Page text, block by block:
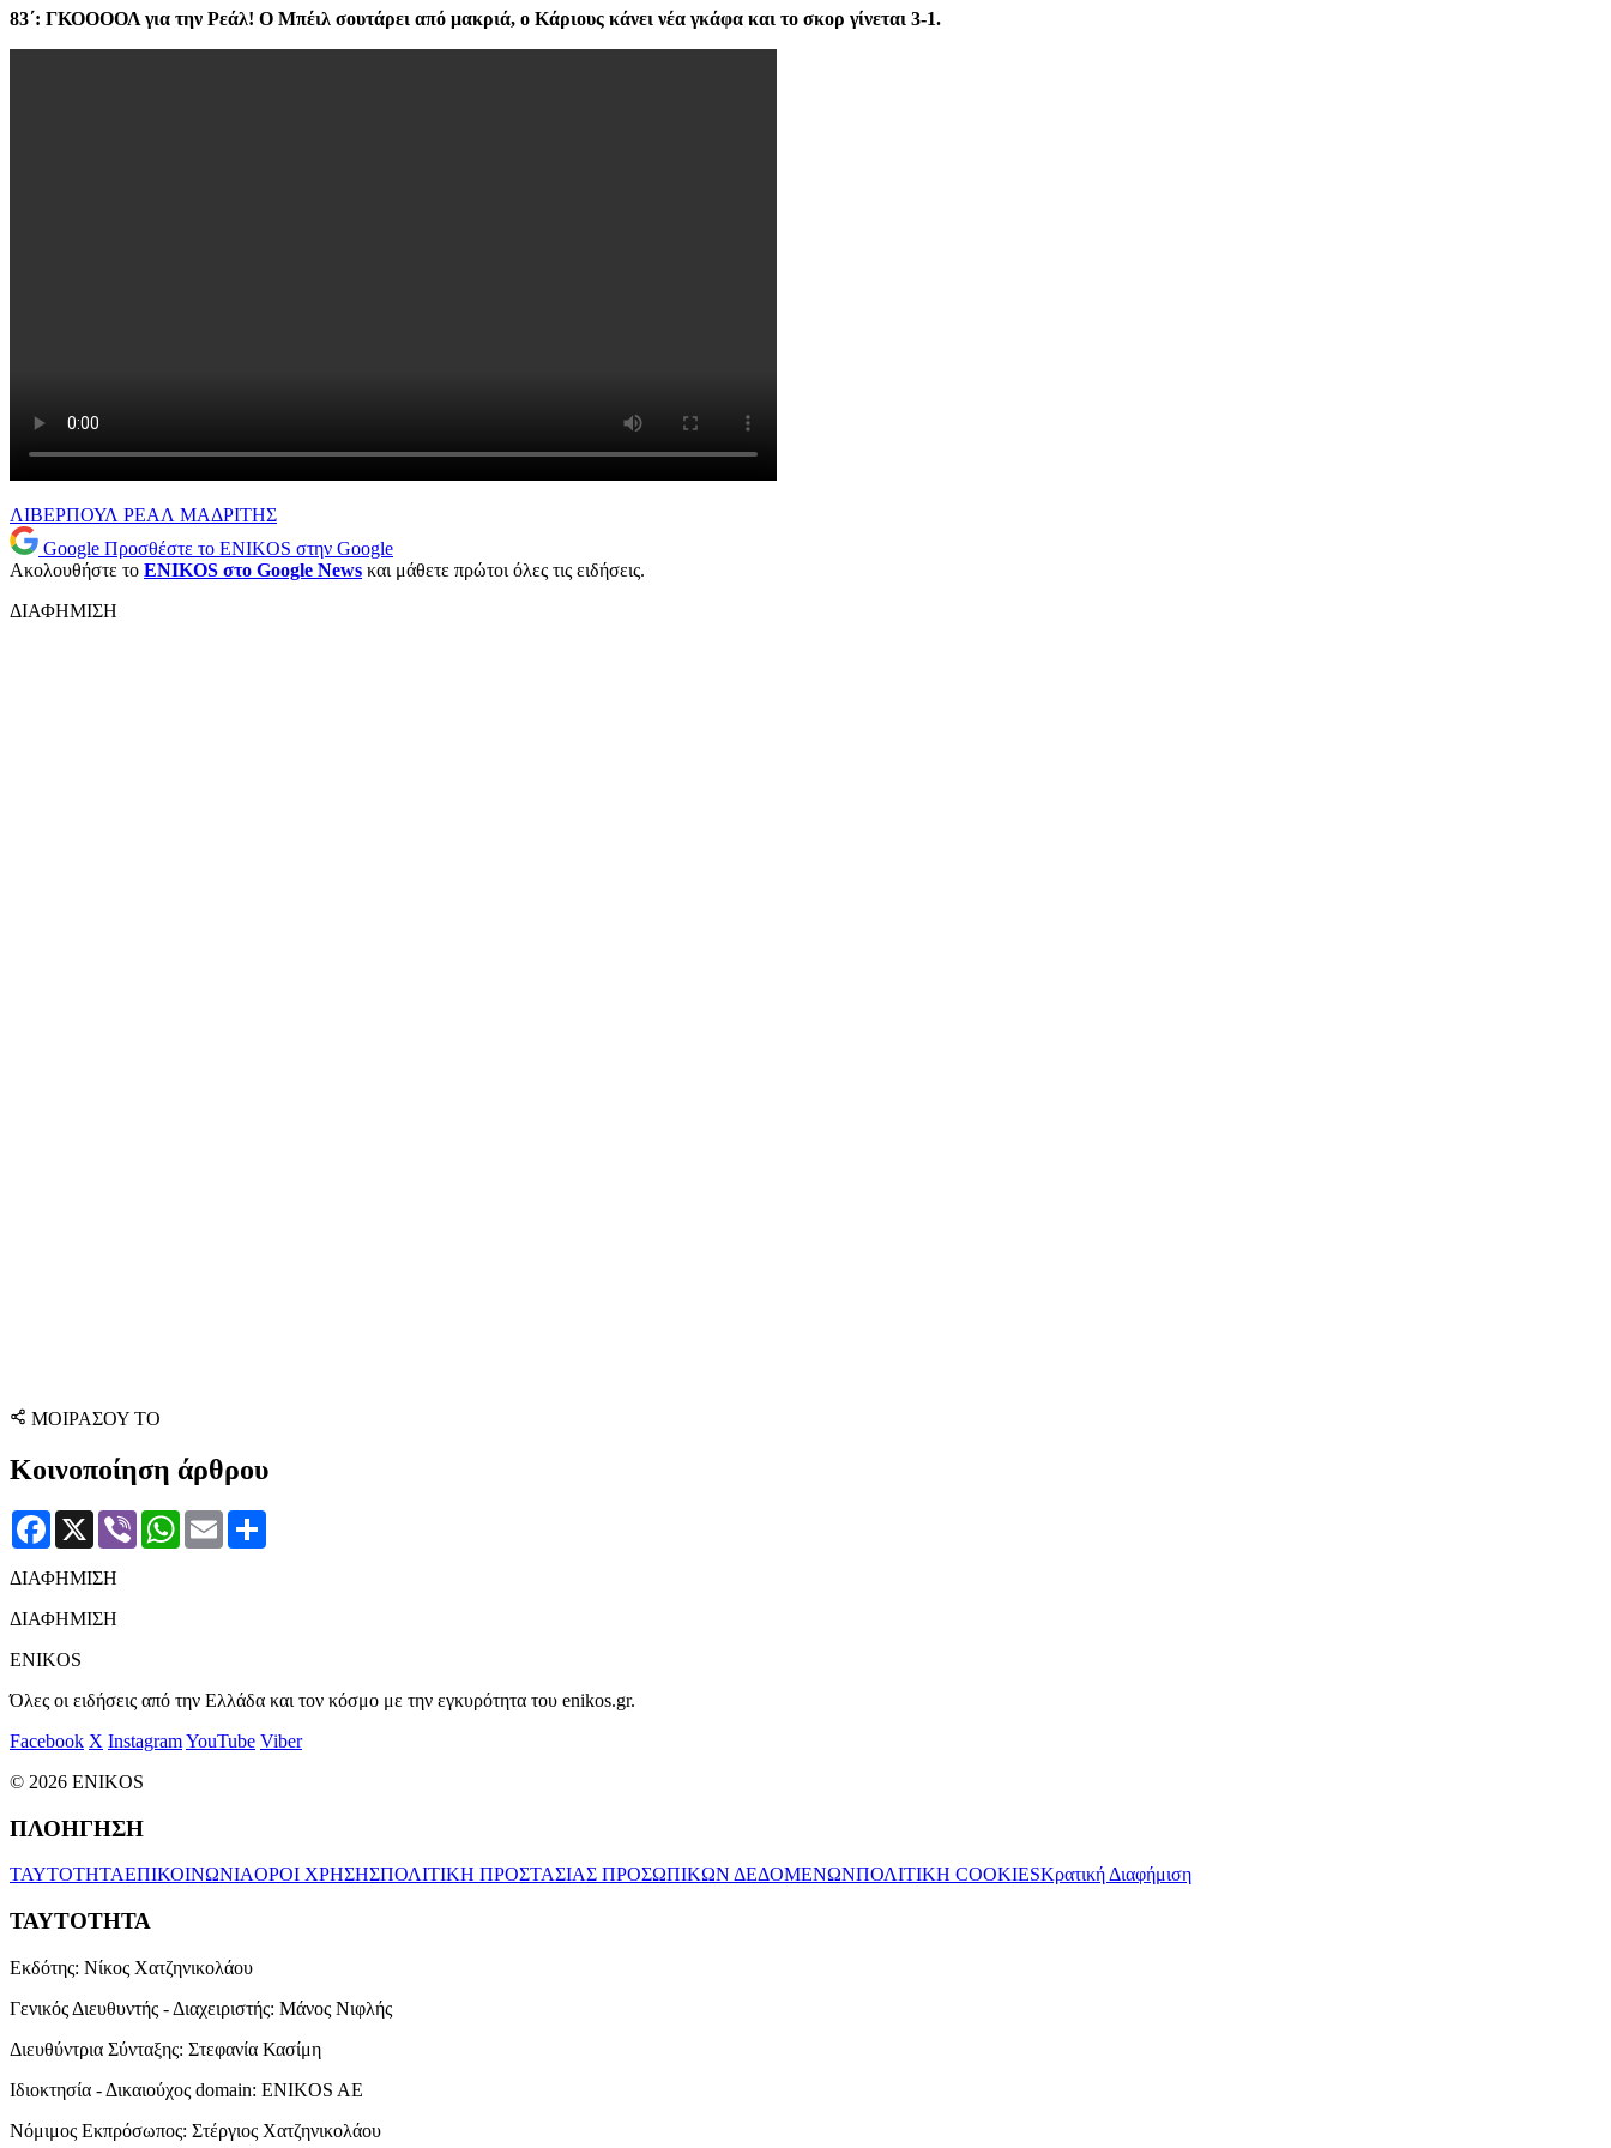
83΄: ΓΚΟΟΟΟΛ για την Ρεάλ! Ο Μπέιλ σουτάρει από μακριά, ο Κάριους κάνει νέα γκάφα και το σκορ γίνεται 3-1.
ΛΙΒΕΡΠΟΥΛ ΡΕΑΛ ΜΑΔΡΙΤΗΣ
Google Προσθέστε το ENIKOS στην Google
Ακολουθήστε το ENIKOS στο Google News και μάθετε πρώτοι όλες τις ειδήσεις.
ΔΙΑΦΗΜΙΣΗ
ΜΟΙΡΑΣΟΥ ΤΟ
Κοινοποίηση άρθρου
Facebook
X Viber WhatsApp
Email
ΔΙΑΦΗΜΙΣΗ
ΔΙΑΦΗΜΙΣΗ
ENIKOS
Όλες οι ειδήσεις από την Ελλάδα και τον κόσμο με την εγκυρότητα του enikos.gr.
Facebook X InstagramYouTube Viber
© 2026 ENIKOS
ΠΛΟΗΓΗΣΗ
ΤΑΥΤΟΤΗΤΑΕΠΙΚΟΙΝΩΝΙΑΟΡΟΙ ΧΡΗΣΗΣΠΟΛΙΤΙΚΗ ΠΡΟΣΤΑΣΙΑΣ ΠΡΟΣΩΠΙΚΩΝ ΔΕΔΟΜΕΝΩΝΠΟΛΙΤΙΚΗ COOKIESΚρατική Διαφήμιση
ΤΑΥΤΟΤΗΤΑ
Εκδότης: Νίκος Χατζηνικολάου
Γενικός Διευθυντής - Διαχειριστής: Μάνος Νιφλής
Διευθύντρια Σύνταξης: Στεφανία Κασίμη
Ιδιοκτησία - Δικαιούχος domain: ENIKOS AE
Νόμιμος Εκπρόσωπος: Στέργιος Χατζηνικολάου